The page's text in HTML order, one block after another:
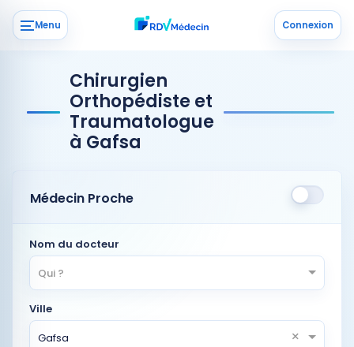
Menu Connexion
Chirurgien
Orthopédiste et
Traumatologue
à Gafsa
Médecin Proche
Nom du docteur
Qui ?
Ville
Gafsa
×